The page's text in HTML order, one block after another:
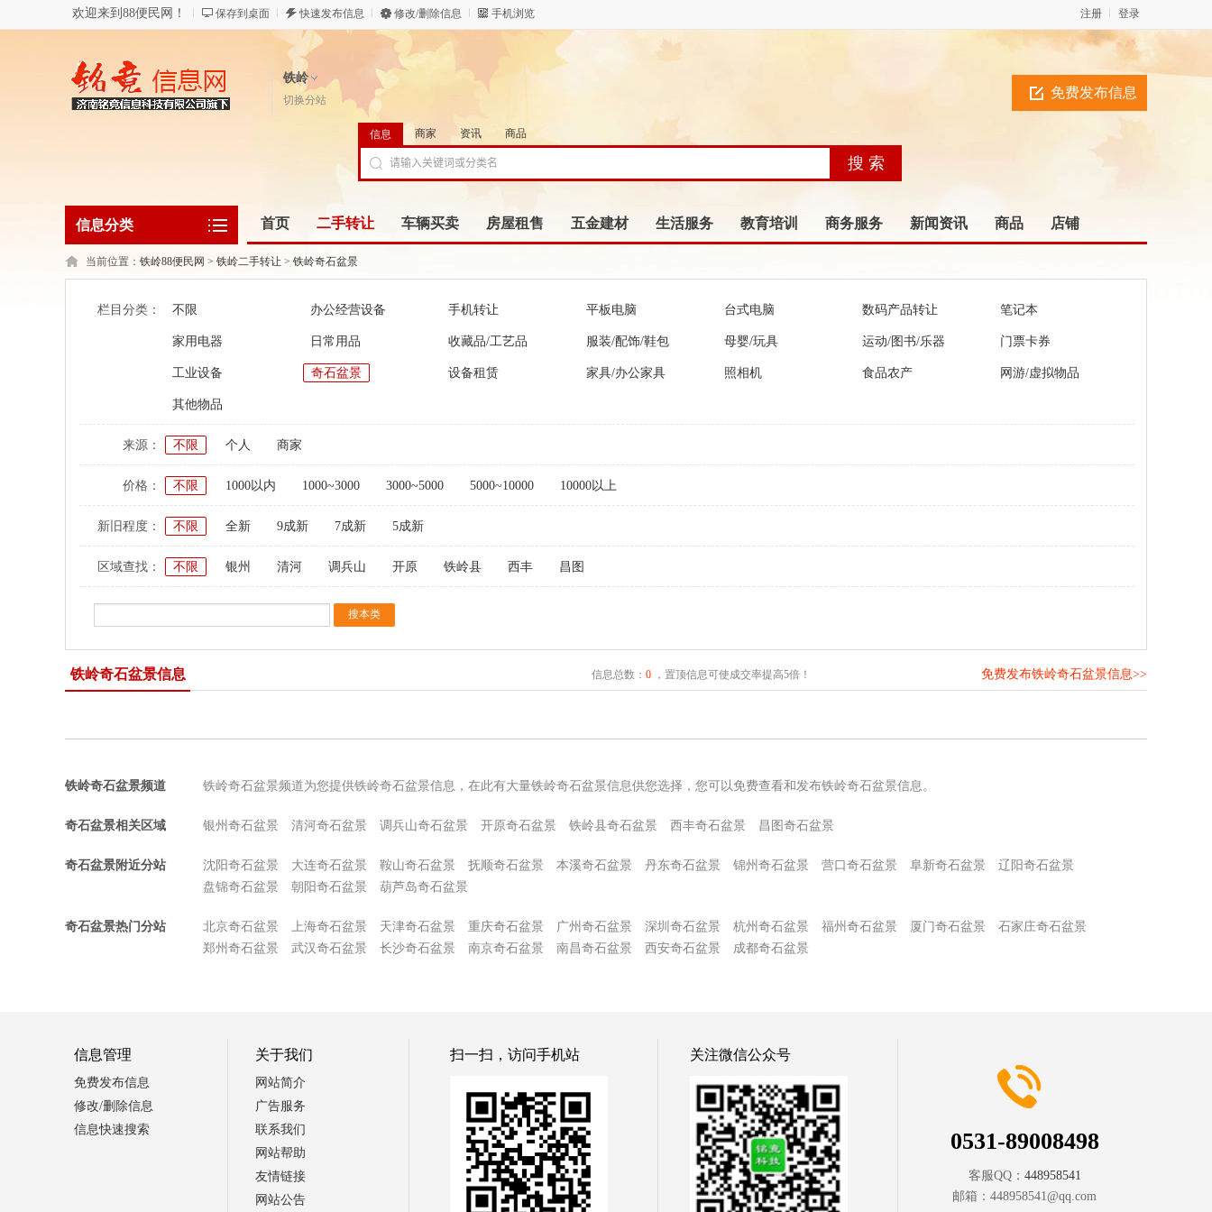
欢迎来到88便民网！ 保存到桌面 快速发布信息 修改/删除信息 手机浏览 登录
注册
铁岭
切换分站 免费发布信息
信息 商家 资讯 商品
信息分类 首页 二手转让 车辆买卖 房屋租售 五金建材 生活服务 教育培训 商务服务 新闻资讯 商品 店铺
当前位置： 铁岭88便民网 > 铁岭二手转让 > 铁岭奇石盆景
栏目分类： 不限 办公经营设备 手机转让 平板电脑 台式电脑 数码产品转让 笔记本
家用电器 日常用品 收藏品/工艺品 服装/配饰/鞋包 母婴/玩具 运动/图书/乐器 门票卡券
工业设备 奇石盆景 设备租赁 家具/办公家具 照相机 食品农产 网游/虚拟物品
其他物品
来源： 不限 个人 商家
价格： 不限 1000以内 1000~3000 3000~5000 5000~10000 10000以上
新旧程度： 不限 全新 9成新 7成新 5成新
区域查找： 不限 银州 清河 调兵山 开原 铁岭县 西丰 昌图
铁岭奇石盆景信息 信息总数： 0，置顶信息可使成交率提高5倍！ 免费发布铁岭奇石盆景信息>>
铁岭奇石盆景频道 铁岭奇石盆景频道为您提供铁岭奇石盆景信息，在此有大量铁岭奇石盆景信息供您选择，您可以免费查看和发布铁岭奇石盆景信息。
奇石盆景相关区域 银州奇石盆景 清河奇石盆景 调兵山奇石盆景 开原奇石盆景 铁岭县奇石盆景 西丰奇石盆景 昌图奇石盆景
奇石盆景附近分站 沈阳奇石盆景 大连奇石盆景 鞍山奇石盆景 抚顺奇石盆景 本溪奇石盆景 丹东奇石盆景 锦州奇石盆景 营口奇石盆景 阜新奇石盆景
辽阳奇石盆景
盘锦奇石盆景
朝阳奇石盆景 葫芦岛奇石盆景
奇石盆景热门分站 北京奇石盆景 上海奇石盆景 天津奇石盆景 重庆奇石盆景 广州奇石盆景 深圳奇石盆景 杭州奇石盆景 福州奇石盆景 厦门奇石盆景
石家庄奇石盆景
郑州奇石盆景
武汉奇石盆景 长沙奇石盆景 南京奇石盆景 南昌奇石盆景 西安奇石盆景 成都奇石盆景
信息管理
免费发布信息
修改/删除信息
信息快速搜索
关于我们
网站简介
广告服务
联系我们
网站帮助
友情链接
网站公告
扫一扫，访问手机站 关注微信公众号
0531-89008498
客服QQ： 448958541
邮箱： 448958541@qq.com